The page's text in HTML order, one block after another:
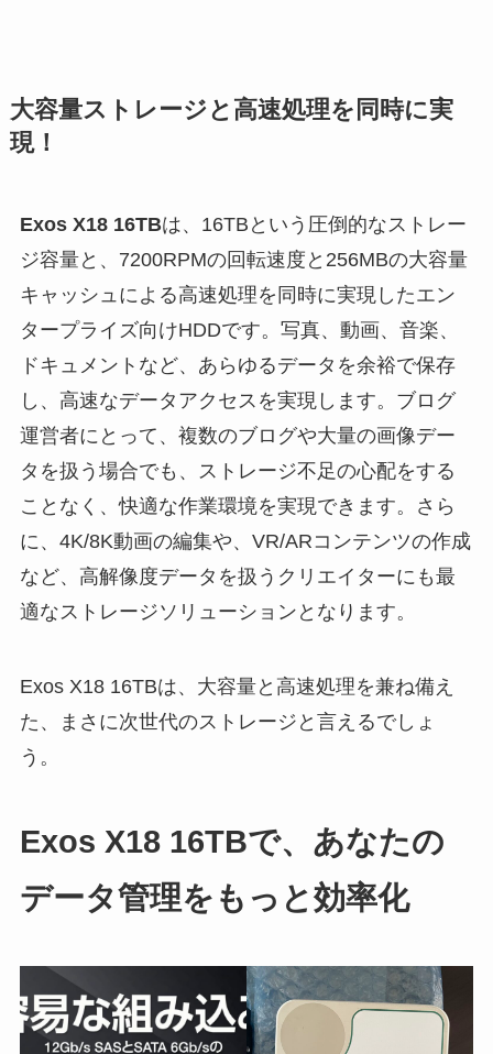
大容量ストレージと高速処理を同時に実
現！
Exos X18 16TBは、16TBという圧倒的なストレー
ジ容量と、7200RPMの回転速度と256MBの大容量
キャッシュによる高速処理を同時に実現したエン
タープライズ向けHDDです。写真、動画、音楽、
ドキュメントなど、あらゆるデータを余裕で保存
し、高速なデータアクセスを実現します。ブログ
運営者にとって、複数のブログや大量の画像デー
タを扱う場合でも、ストレージ不足の心配をする
ことなく、快適な作業環境を実現できます。さら
に、4K/8K動画の編集や、VR/ARコンテンツの作成
など、高解像度データを扱うクリエイターにも最
適なストレージソリューションとなります。
Exos X18 16TBは、大容量と高速処理を兼ね備え
た、まさに次世代のストレージと言えるでしょ
う。
Exos X18 16TBで、あなたの
データ管理をもっと効率化